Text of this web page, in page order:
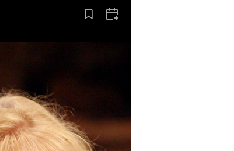
Aus den Lesezeichen entfernen
Zum Kalender hinzufügen